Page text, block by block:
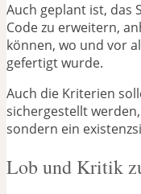
Auch geplant ist, das
Code zu erweitern,
können, wo und vor
gefertigt wurde.
Auch die Kriterien
sichergestellt
sondern ein
Lob und Kritik